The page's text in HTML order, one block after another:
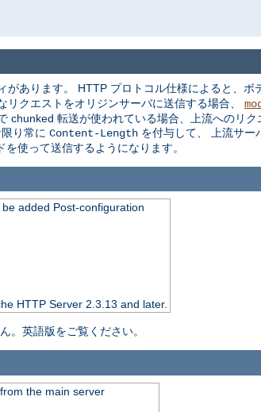
あります。 HTTP プロトコル仕様によると、ボ
クエストをオリジンサーバに送信する場合、
chunked 転送が使われている場合、上流へのリ
り常に Content-Length を付与して、 上流サー
使って送信するようになります。
added Post-configuration
HTTP Server 2.3.13 and later.
。英語版をご覧ください。
the main server